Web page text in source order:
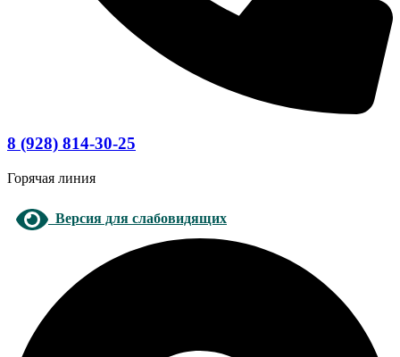
8 (928) 814-30-25
Горячая линия
Версия для слабовидящих